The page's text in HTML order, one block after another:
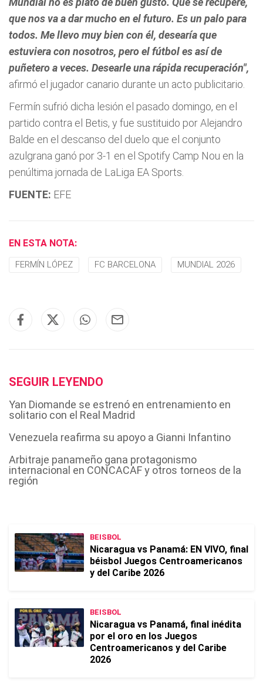
que nos va a dar mucho en el futuro. Es un palo para
todos. Me llevo muy bien con él, desearía que
estuviera con nosotros, pero el fútbol es así de
puñetero a veces. Desearle una rápida recuperación",
afirmó el jugador canario durante un acto publicitario.
Fermín sufrió dicha lesión el pasado domingo, en el
partido contra el Betis, y fue sustituido por Alejandro
Balde en el descanso del duelo que el conjunto
azulgrana ganó por 3-1 en el Spotify Camp Nou en la
penúltima jornada de LaLiga EA Sports.
FUENTE: EFE
EN ESTA NOTA:
FERMÍN LÓPEZ FC BARCELONA MUNDIAL 2026
SEGUIR LEYENDO
Yan Diomande se estrenó en entrenamiento en
solitario con el Real Madrid
Venezuela reafirma su apoyo a Gianni Infantino
Arbitraje panameño gana protagonismo
internacional en CONCACAF y otros torneos de la
región
BEISBOL
Nicaragua vs Panamá: EN VIVO, final
béisbol Juegos Centroamericanos
y del Caribe 2026
BEISBOL
Nicaragua vs Panamá, final inédita
por el oro en los Juegos
Centroamericanos y del Caribe
2026